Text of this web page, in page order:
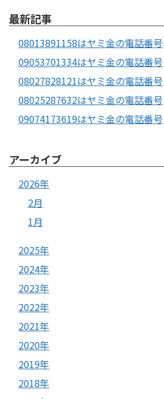
最新記事
08013891158はヤミ金の電話番号
09053701334はヤミ金の電話番号
08027828121はヤミ金の電話番号
08025287632はヤミ金の電話番号
09074173619はヤミ金の電話番号
アーカイブ
2026年
2月
1月
2025年
2024年
2023年
2022年
2021年
2020年
2019年
2018年